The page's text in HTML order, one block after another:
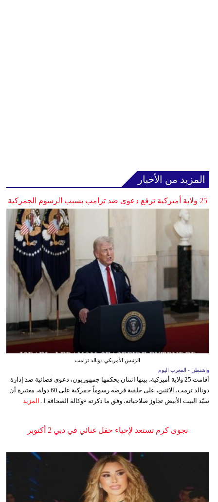
المزيد من الأخبار
25 ولاية أميركية ترفع دعوى ضد ترامب بسبب الرسوم الجمركية
الرئيس الأمريكي دونالد ترامب
واشنطن - المغرب اليوم
أقامت 25 ولاية أميركية، بينها اثنتان يحكمها جمهوريون، دعوى قضائية ضد إدارة
دونالد ترمب، الاثنين، على خلفية فرضه رسوماً جمركية على 60 دولة، معتبرة أن
سيّد البيت الأبيض تجاوز صلاحياته، وفق ما ذكرته «وكالة الصحافة ا... المزيد
نجوى كرم تستعد لإحياء حفل غنائي في دبي 2 أكتوبر